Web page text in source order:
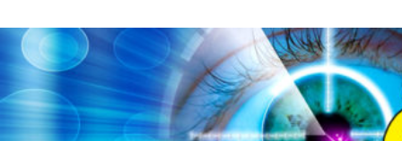
to
contentvinivida.lk